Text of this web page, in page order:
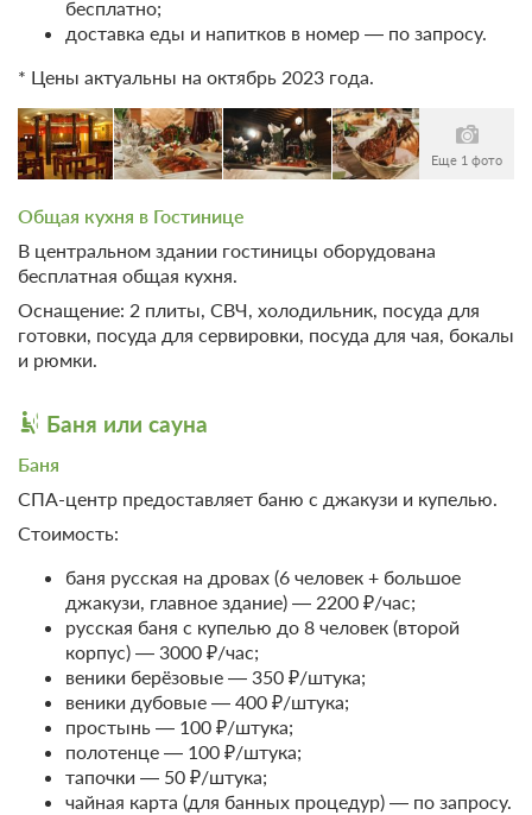
9 фото
14-местный Большой коттедж
Проживание без питания
12 000
ЗА НОЧЬ ДЛЯ 1 ГОСТЯ
Проживание с питанием Подробнее
бесплатно;
доставка еды и напитков в номер — по запросу.
* Цены актуальны на октябрь 2023 года.
Еще 1 фото
Общая кухня в Гостинице
В центральном здании гостиницы оборудована
бесплатная общая кухня.
Оснащение: 2 плиты, СВЧ, холодильник, посуда для
готовки, посуда для сервировки, посуда для чая, бокалы
и рюмки.
Баня или сауна
Баня
СПА-центр предоставляет баню с джакузи и купелью.
Стоимость:
баня русская на дровах (6 человек + большое
джакузи, главное здание) — 2200 ₽/час;
русская баня с купелью до 8 человек (второй
корпус) — 3000 ₽/час;
веники берёзовые — 350 ₽/штука;
веники дубовые — 400 ₽/штука;
простынь — 100 ₽/штука;
полотенце — 100 ₽/штука;
тапочки — 50 ₽/штука;
чайная карта (для банных процедур) — по запросу.